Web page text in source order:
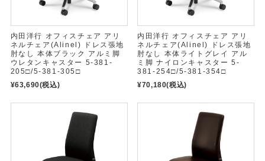
内田洋行 オフィスチェア アリ
ネルチェア(Alinel) ドレス張地
肘なし 本体ブラック アルミ脚
ウレタンキャスター 5-381-
205□/5-381-305□
¥63,690(税込)
内田洋行 オフィスチェア アリ
ネルチェア(Alinel) ドレス張地
肘なし 本体ライトグレイ アル
ミ脚 ナイロンキャスター 5-
381-254□/5-381-354□
¥70,180(税込)